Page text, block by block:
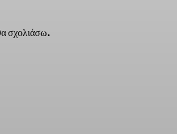
σχολιάσω.